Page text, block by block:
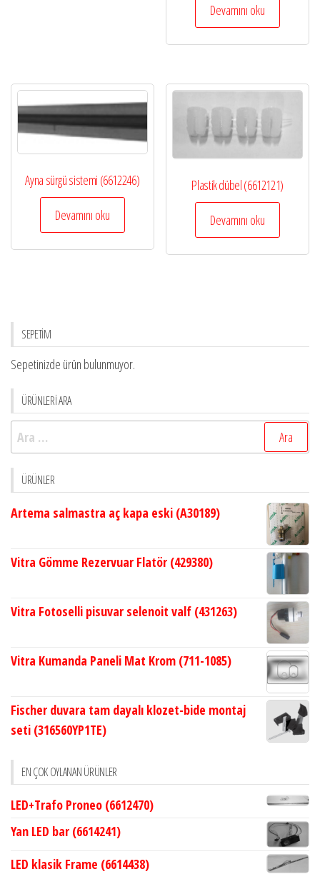
Devamını oku
Ayna sürgü sistemi (6612246)
Devamını oku
Plastik dübel (6612121)
Devamını oku
SEPETİM
Sepetinizde ürün bulunmuyor.
ÜRÜNLERİ ARA
Arama:
ÜRÜNLER
Artema salmastra aç kapa eski (A30189)
Vitra Gömme Rezervuar Flatör (429380)
Vitra Fotoselli pisuvar selenoit valf (431263)
Vitra Kumanda Paneli Mat Krom (711-1085)
Fischer duvara tam dayalı klozet-bide montaj
seti (316560YP1TE)
EN ÇOK OYLANAN ÜRÜNLER
LED+Trafo Proneo (6612470)
Yan LED bar (6614241)
LED klasik Frame (6614438)